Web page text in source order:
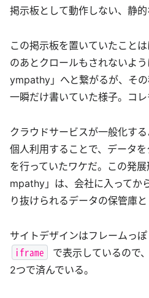
掲示板として動作しない、静的
この掲示板を置いていたこと
のあとクロールもされないよ
ympathy」へと繋がるが、そ
一瞬だけ書いていた様子。コレ
クラウドサービスが一般化す
個人利用することで、データ
を行っていたワケだ。この発
mpathy」は、会社に入ってか
り抜けられるデータの保管庫と
サイトデザインはフレームっ
iframe
で表示しているので
2つで済んでいる。